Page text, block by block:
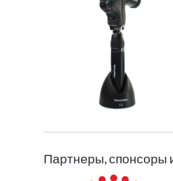
Партнеры, спонсоры